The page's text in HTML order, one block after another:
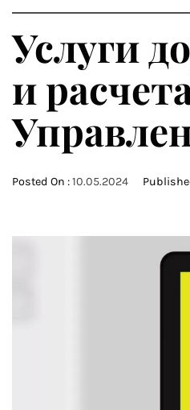
Услуги
и
Posted On :10.05.2024